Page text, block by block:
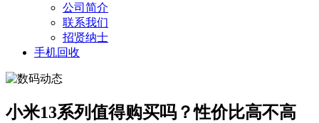
公司简介
联系我们
招贤纳士
手机回收
小米13系列值得购买吗？性价比高不高